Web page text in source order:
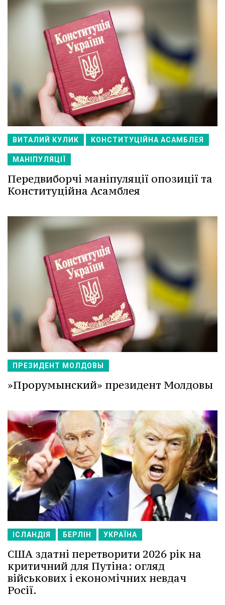
ВИТАЛИЙ КУЛИК КОНСТИТУЦІЙНА АСАМБЛЕЯ
МАНІПУЛЯЦІЇ
Передвиборчі маніпуляції опозиції та
Конституційна Асамблея
ПРЕЗИДЕНТ МОЛДОВЫ
»Прорумынский» президент Молдовы
ІСЛАНДІЯ БЕРЛІН УКРАЇНА
США здатні перетворити 2026 рік на
критичний для Путіна: огляд
військових і економічних невдач
Росії.